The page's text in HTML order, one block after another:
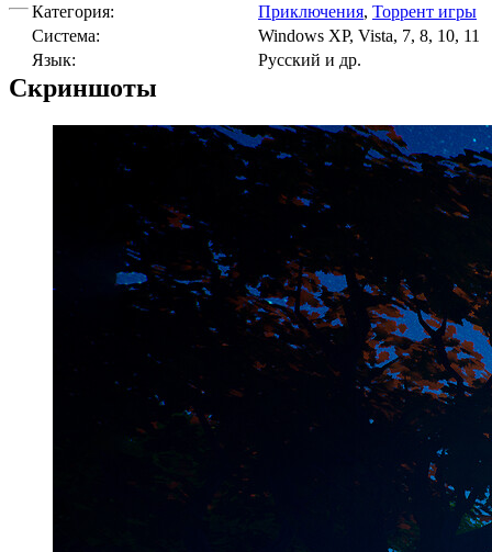
Категория: Приключения, Торрент игры
Cистема:
Windows XP, Vista, 7, 8, 10, 11
Язык:
Русский и др.
Скриншоты